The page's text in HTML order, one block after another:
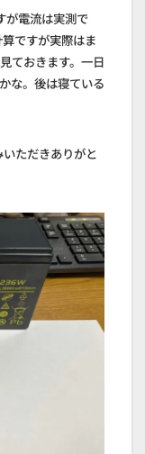
が電流は実測で
ですが実際はま
ておきます。一日
な。後は寝ている
ただきありがと